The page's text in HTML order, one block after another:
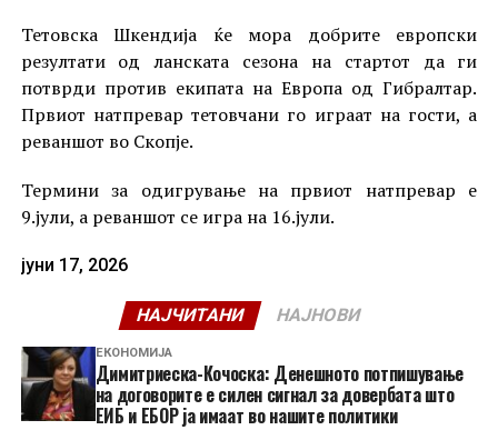
Тетовска Шкендија ќе мора добрите европски
резултати од ланската сезона на стартот да ги
потврди против екипата на Европа од Гибралтар.
Првиот натпревар тетовчани го играат на гости, а
реваншот во Скопје.
Термини за одигрување на првиот натпревар е
9.јули, а реваншот се игра на 16.јули.
јуни 17, 2026
НАЈЧИТАНИ НАЈНОВИ
ЕКОНОМИЈА
Димитриеска-Кочоска: Денешното потпишување
на договорите е силен сигнал за довербата што
ЕИБ и ЕБОР ја имаат во нашите политики